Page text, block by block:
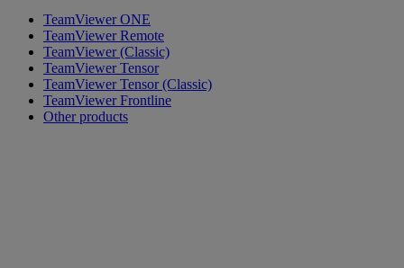
TeamViewer ONE
TeamViewer Remote
TeamViewer (Classic)
TeamViewer Tensor
TeamViewer Tensor (Classic)
TeamViewer Frontline
Other products